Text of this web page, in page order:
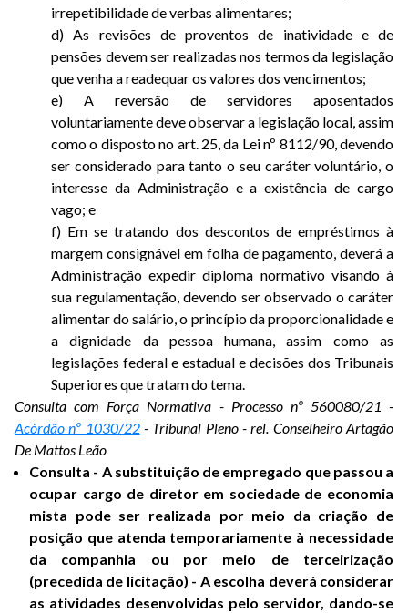
irrepetibilidade de verbas alimentares;
d) As revisões de proventos de inatividade e de
pensões devem ser realizadas nos termos da legislação
que venha a readequar os valores dos vencimentos;
e) A reversão de servidores aposentados
voluntariamente deve observar a legislação local, assim
como o disposto no art. 25, da Lei nº 8112/90, devendo
ser considerado para tanto o seu caráter voluntário, o
interesse da Administração e a existência de cargo
vago; e
f) Em se tratando dos descontos de empréstimos à
margem consignável em folha de pagamento, deverá a
Administração expedir diploma normativo visando à
sua regulamentação, devendo ser observado o caráter
alimentar do salário, o princípio da proporcionalidade e
a dignidade da pessoa humana, assim como as
legislações federal e estadual e decisões dos Tribunais
Superiores que tratam do tema.
Consulta com Força Normativa - Processo nº 560080/21 -
Acórdão nº 1030/22- Tribunal Pleno - rel. Conselheiro Artagão
De Mattos Leão
Consulta - A substituição de empregado que passou a
ocupar cargo de diretor em sociedade de economia
mista pode ser realizada por meio da criação de
posição que atenda temporariamente à necessidade
da companhia ou por meio de terceirização
(precedida de licitação) - A escolha deverá considerar
as atividades desenvolvidas pelo servidor, dando-se